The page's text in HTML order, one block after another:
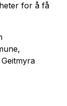
for å få